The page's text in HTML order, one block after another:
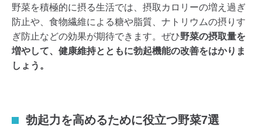
野菜を積極的に摂る生活では、摂取カロリーの増え過ぎ
防止や、食物繊維による糖や脂質、ナトリウムの摂りす
ぎ防止などの効果が期待できます。ぜひ野菜の摂取量を
増やして、健康維持とともに勃起機能の改善をはかりま
しょう。
勃起力を高めるために役立つ野菜7選